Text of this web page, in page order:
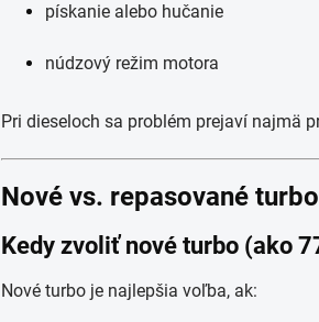
pískanie alebo hučanie
núdzový režim motora
Pri dieseloch sa problém prejaví najmä
Nové vs. repasované
Kedy zvoliť nové turbo (ako
Nové turbo je najlepšia voľba, ak: